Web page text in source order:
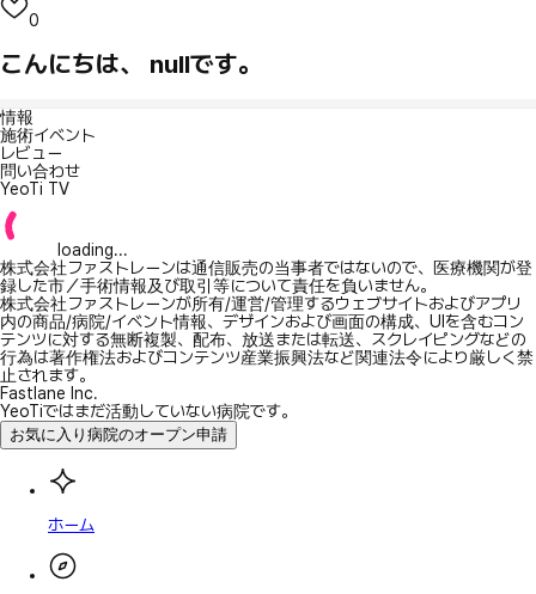
0
こんにちは、 nullです。
情報
施術イベント
レビュー
問い合わせ
YeoTi TV
loading...
株式会社ファストレーンは通信販売の当事者ではないので、医療機関が登
録した市／手術情報及び取引等について責任を負いません。
株式会社ファストレーンが所有/運営/管理するウェブサイトおよびアプリ
内の商品/病院/イベント情報、デザインおよび画面の構成、UIを含むコン
テンツに対する無断複製、配布、放送または転送、スクレイピングなどの
行為は著作権法およびコンテンツ産業振興法など関連法令により厳しく禁
止されます。
Fastlane Inc.
YeoTiではまだ活動していない病院です。
お気に入り病院のオープン申請
ホーム